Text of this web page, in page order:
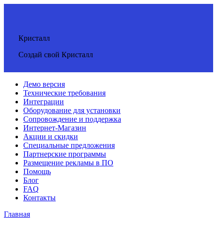
Кристалл
Создай свой Кристалл
Демо версия
Технические требования
Интеграции
Оборудование для установки
Сопровождение и поддержка
Интернет-Магазин
Акции и скидки
Специальные предложения
Партнерские программы
Размещение рекламы в ПО
Помощь
Блог
FAQ
Контакты
Главная